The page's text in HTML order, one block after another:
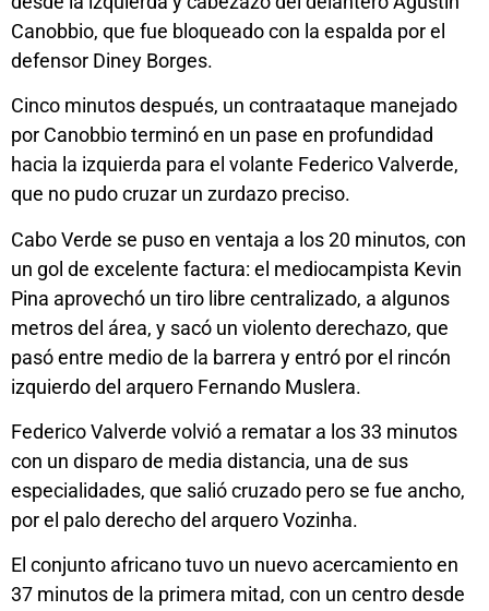
Canobbio, que fue bloqueado con la espalda por el
defensor Diney Borges.
Cinco minutos después, un contraataque manejado
por Canobbio terminó en un pase en profundidad
hacia la izquierda para el volante Federico Valverde,
que no pudo cruzar un zurdazo preciso.
Cabo Verde se puso en ventaja a los 20 minutos, con
un gol de excelente factura: el mediocampista Kevin
Pina aprovechó un tiro libre centralizado, a algunos
metros del área, y sacó un violento derechazo, que
pasó entre medio de la barrera y entró por el rincón
izquierdo del arquero Fernando Muslera.
Federico Valverde volvió a rematar a los 33 minutos
con un disparo de media distancia, una de sus
especialidades, que salió cruzado pero se fue ancho,
por el palo derecho del arquero Vozinha.
El conjunto africano tuvo un nuevo acercamiento en
37 minutos de la primera mitad, con un centro desde